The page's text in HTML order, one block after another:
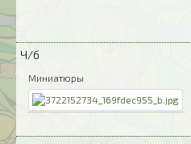
Ч/б
Миниатюры